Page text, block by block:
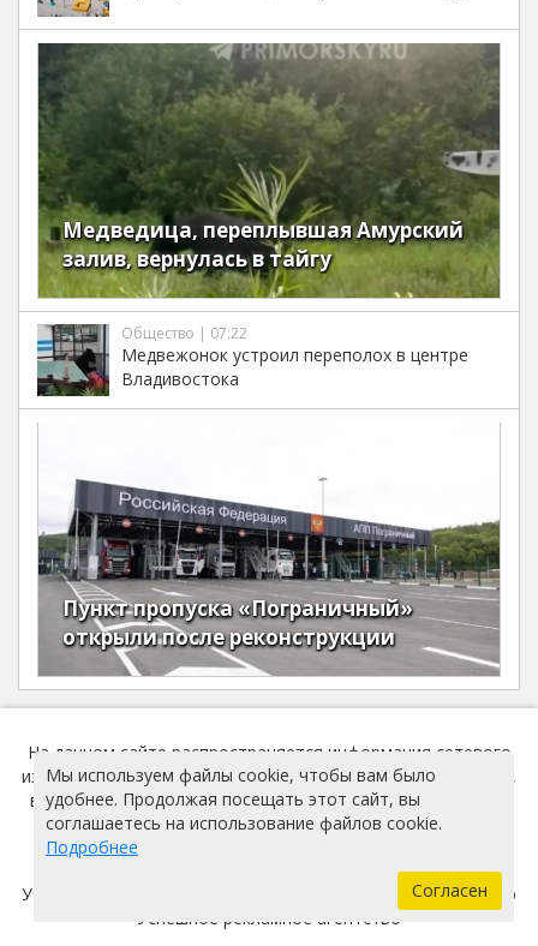
Медведица, переплывшая Амурский
залив, вернулась в тайгу
Общество | 07:22
Медвежонок устроил переполох в центре
Владивостока
Пункт пропуска «Пограничный»
открыли после реконструкции
На данном сайте распространяется информация сетевого
издания TrueDV, номер свидетельства ЭЛ № № ФС77-81286,
выдано Федеральной службой по надзору в сфере связи ,
информационных технологий и массовых коммуникаций
(Роскомнадзор) 30 июня 2021 года.
Учредитель - Общество с ограниченной ответственностью
"Успешное рекламное агентство"
Мы используем файлы cookie, чтобы вам было
удобнее. Продолжая посещать этот сайт, вы
соглашаетесь на использование файлов cookie.
Подробнее
Согласен